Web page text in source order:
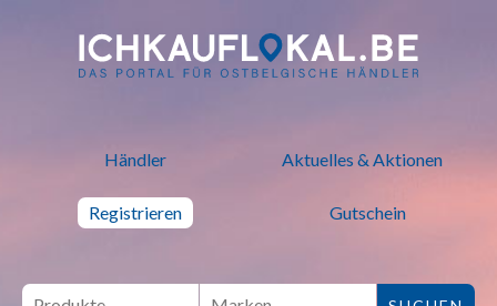
ich kauf lokal - Bei lokalen
Händler Aktuelles & Aktionen
Registrieren Gutschein